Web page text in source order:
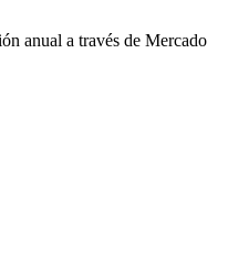
anual a través de Mercado